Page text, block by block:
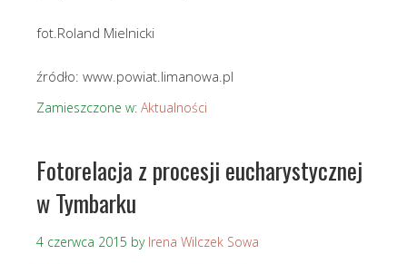
fot.Roland Mielnicki
źródło: www.powiat.limanowa.pl
Zamieszczone w: Aktualności
Fotorelacja z procesji eucharystycznej
w Tymbarku
4 czerwca 2015 by Irena Wilczek Sowa